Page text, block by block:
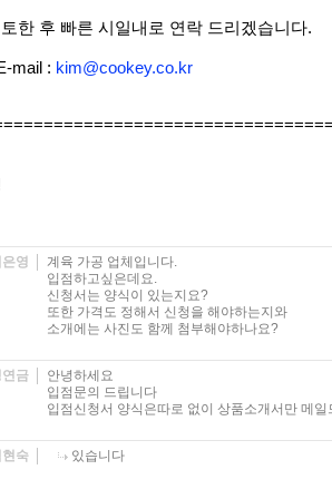
한 후 빠른 시일내로 연락 드리겠습니다.
mail : kim@cookey.co.kr
영
계육 가공 업체입니다.
입점하고싶은데요.
신청서는 양식이 있는지요?
또한 가격도 정해서 신청을 해야하는지와
소개에는 사진도 함께 첨부해야하나요?
연금
안녕하세요
입점문의 드립니다
입점신청서 양식은따로 없이 상품소개서만 메일
현숙 있습니다